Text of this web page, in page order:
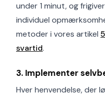
under 1 minut, og
individuel
metoder i vores artikel
svartid.
3. Implementer
Hver henvendelse, der